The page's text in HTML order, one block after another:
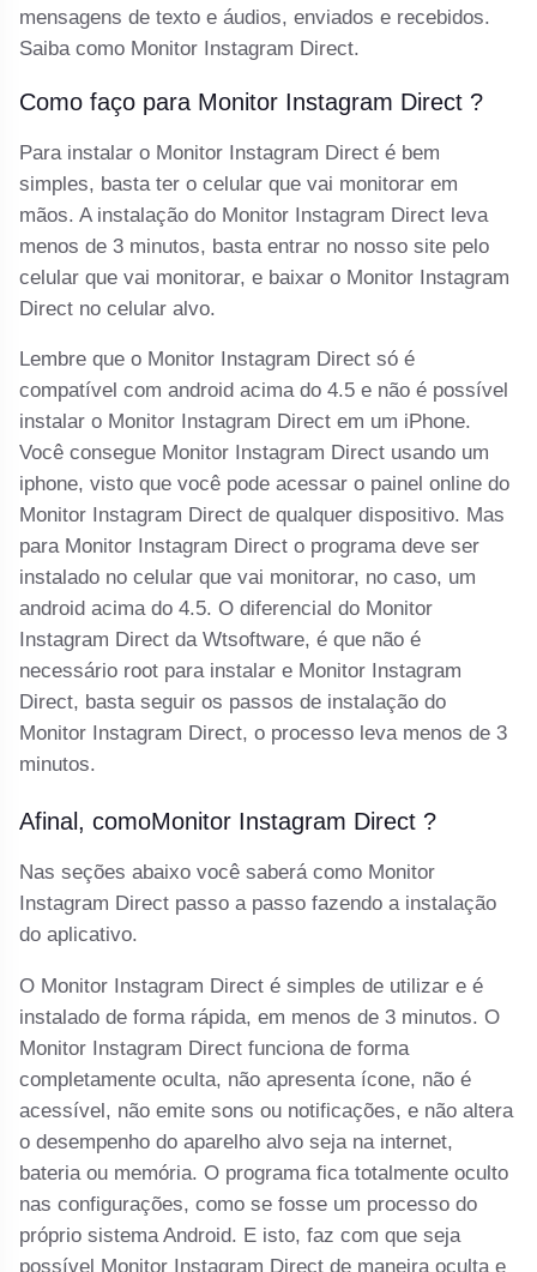
mensagens de texto e áudios, enviados e recebidos.
Saiba como Monitor Instagram Direct.
Como faço para Monitor Instagram Direct ?
Para instalar o Monitor Instagram Direct é bem
simples, basta ter o celular que vai monitorar em
mãos. A instalação do Monitor Instagram Direct leva
menos de 3 minutos, basta entrar no nosso site pelo
celular que vai monitorar, e baixar o Monitor Instagram
Direct no celular alvo.
Lembre que o Monitor Instagram Direct só é
compatível com android acima do 4.5 e não é possível
instalar o Monitor Instagram Direct em um iPhone.
Você consegue Monitor Instagram Direct usando um
iphone, visto que você pode acessar o painel online do
Monitor Instagram Direct de qualquer dispositivo. Mas
para Monitor Instagram Direct o programa deve ser
instalado no celular que vai monitorar, no caso, um
android acima do 4.5. O diferencial do Monitor
Instagram Direct da Wtsoftware, é que não é
necessário root para instalar e Monitor Instagram
Direct, basta seguir os passos de instalação do
Monitor Instagram Direct, o processo leva menos de 3
minutos.
Afinal, comoMonitor Instagram Direct ?
Nas seções abaixo você saberá como Monitor
Instagram Direct passo a passo fazendo a instalação
do aplicativo.
O Monitor Instagram Direct é simples de utilizar e é
instalado de forma rápida, em menos de 3 minutos. O
Monitor Instagram Direct funciona de forma
completamente oculta, não apresenta ícone, não é
acessível, não emite sons ou notificações, e não altera
o desempenho do aparelho alvo seja na internet,
bateria ou memória. O programa fica totalmente oculto
nas configurações, como se fosse um processo do
próprio sistema Android. E isto, faz com que seja
possível Monitor Instagram Direct de maneira oculta e